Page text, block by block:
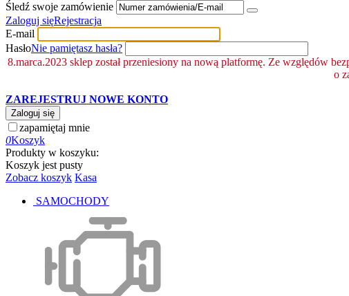
Śledź swoje zamówienie
Zaloguj sięRejestracja
E-mail
HasłoNie pamiętasz hasła?
8.marca.2023 sklep został przeniesiony na nową platformę. Ze względów
o
ZAREJESTRUJ NOWE KONTO
Zaloguj się
zapamiętaj mnie
0Koszyk
Produkty w koszyku:
Koszyk jest pusty
Zobacz koszyk Kasa
SAMOCHODY